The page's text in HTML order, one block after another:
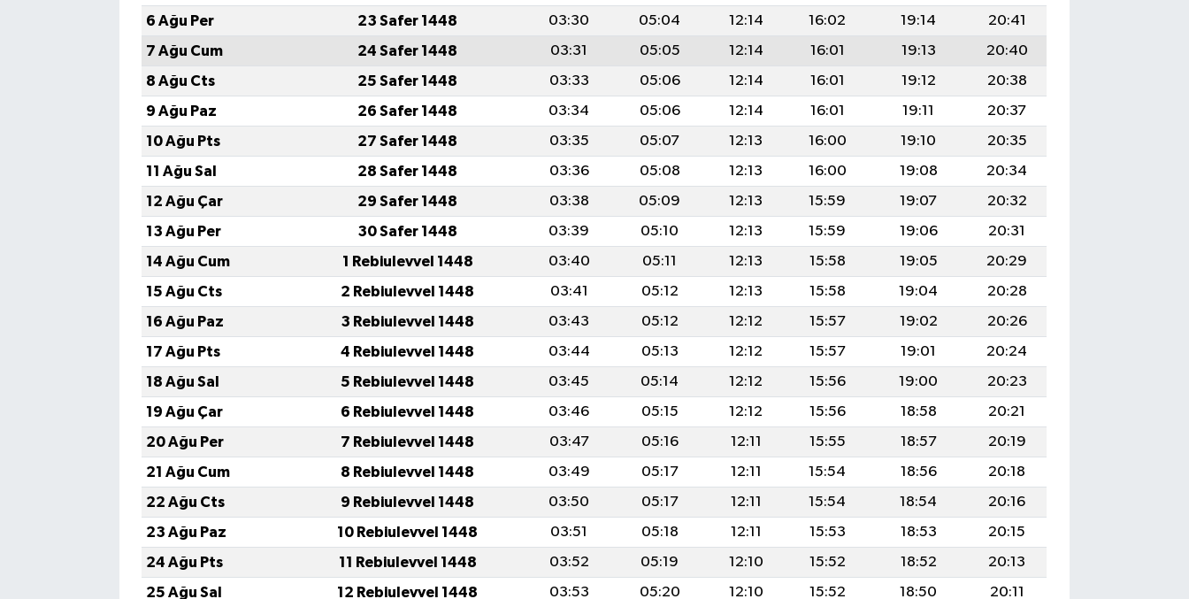
6 Ağu Per
23 Safer 1448 03:30 05:04 12:14 16:02 19:14
20:41
7 Ağu Cum
24 Safer 1448 03:31 05:05 12:14 16:01 19:13
20:40
8 Ağu Cts
25 Safer 1448 03:33 05:06 12:14 16:01 19:12
20:38
9 Ağu Paz
26 Safer 1448 03:34 05:06 12:14 16:01 19:11
20:37
10 Ağu Pts
27 Safer 1448 03:35 05:07 12:13 16:00 19:10
20:35
11 Ağu Sal
28 Safer 1448 03:36 05:08 12:13 16:00 19:08
20:34
12 Ağu Çar
29 Safer 1448 03:38 05:09 12:13 15:59 19:07
20:32
13 Ağu Per
30 Safer 1448 03:39 05:10 12:13 15:59 19:06
20:31
14 Ağu Cum
1 Rebiulevvel 1448 03:40 05:11 12:13 15:58 19:05
20:29
15 Ağu Cts
2 Rebiulevvel 1448 03:41 05:12 12:13 15:58 19:04
20:28
16 Ağu Paz
3 Rebiulevvel 1448 03:43 05:12 12:12 15:57 19:02
20:26
17 Ağu Pts
4 Rebiulevvel 1448 03:44 05:13 12:12 15:57 19:01
20:24
18 Ağu Sal
5 Rebiulevvel 1448 03:45 05:14 12:12 15:56 19:00
20:23
19 Ağu Çar
6 Rebiulevvel 1448 03:46 05:15 12:12 15:56 18:58
20:21
20 Ağu Per
7 Rebiulevvel 1448 03:47 05:16 12:11 15:55 18:57
20:19
21 Ağu Cum
8 Rebiulevvel 1448 03:49 05:17 12:11 15:54 18:56
20:18
22 Ağu Cts
9 Rebiulevvel 1448 03:50 05:17 12:11 15:54 18:54
20:16
23 Ağu Paz
10 Rebiulevvel 1448 03:51 05:18 12:11 15:53 18:53
20:15
24 Ağu Pts
11 Rebiulevvel 1448 03:52 05:19 12:10 15:52 18:52
20:13
25 Ağu Sal
12 Rebiulevvel 1448 03:53 05:20 12:10 15:52 18:50 20:11